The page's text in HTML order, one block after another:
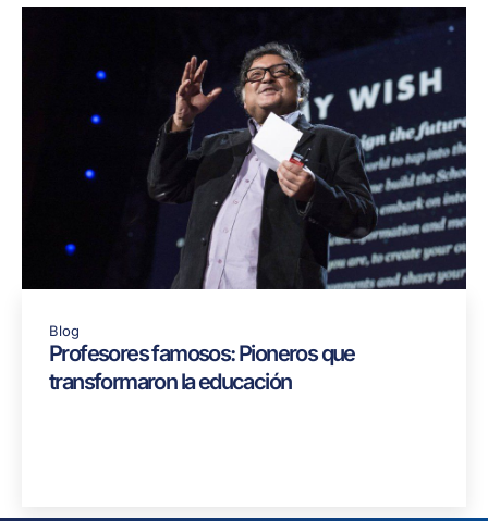
Blog
Profesores famosos: Pioneros que
transformaron la educación